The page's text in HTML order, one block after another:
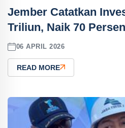
Jember Catatkan
Triliun, Naik 70
06 APRIL 2026
READ MORE